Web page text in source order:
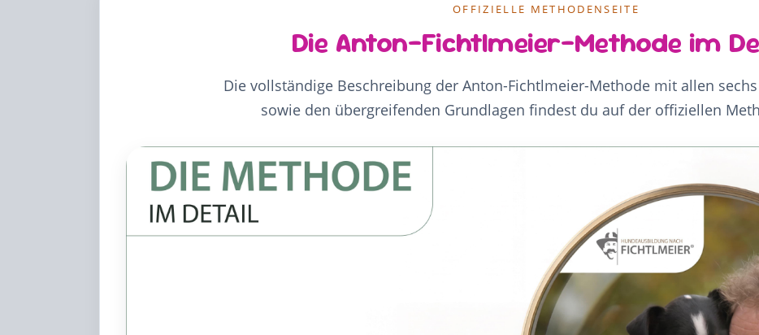
OFFIZIELLE METHODENSEITE
Die Anton-Fichtlmeier-Methode im
Die vollständige Beschreibung der Anton-Fichtlmeier-Methode mit allen
sowie den übergreifenden Grundlagen findest du auf der offiziellen